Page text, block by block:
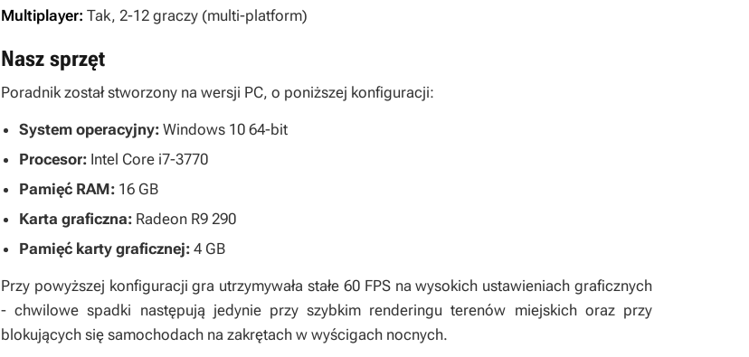
Multiplayer: Tak, 2-12 graczy (multi-platform)
Nasz sprzęt
Poradnik został stworzony na wersji PC, o poniższej konfiguracji:
System operacyjny: Windows 10 64-bit
Procesor: Intel Core i7-3770
Pamięć RAM: 16 GB
Karta graficzna: Radeon R9 290
Pamięć karty graficznej: 4 GB
Przy powyższej konfiguracji gra utrzymywała stałe 60 FPS na wysokich ustawieniach graficznych
- chwilowe spadki następują jedynie przy szybkim renderingu terenów miejskich oraz przy
blokujących się samochodach na zakrętach w wyścigach nocnych.